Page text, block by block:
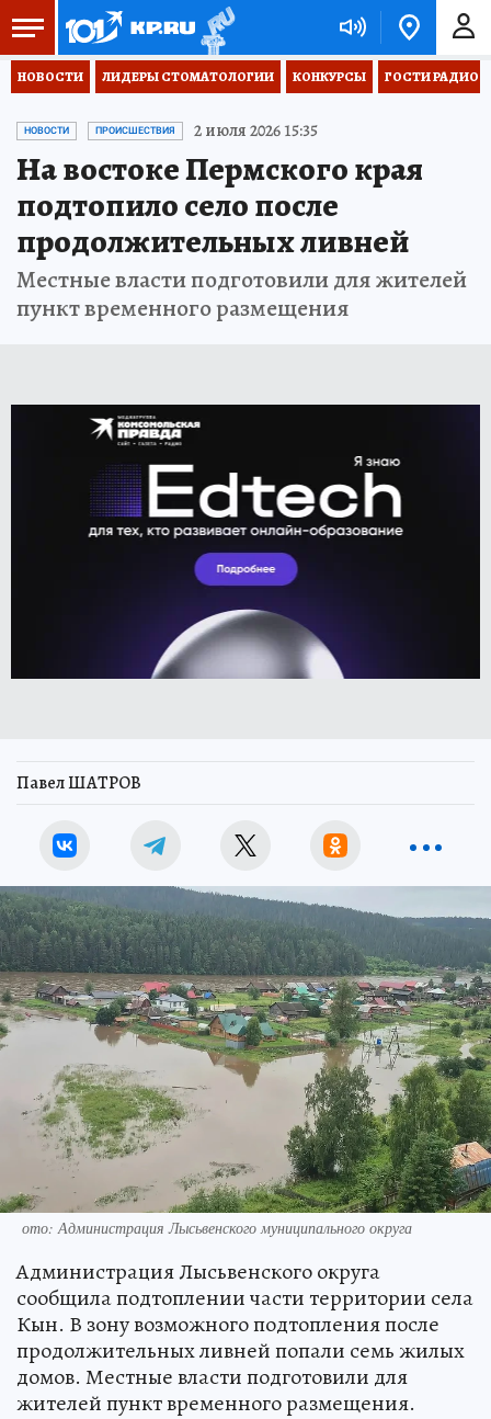
НОВОСТИ ЛИДЕРЫ СТОМАТОЛОГИИ КОНКУРСЫ ГОСТИ РАДИО
НОВОСТИ ПРОИСШЕСТВИЯ 2 июля 2026 15:35
На востоке Пермского края
подтопило село после
продолжительных ливней
Местные власти подготовили для жителей
пункт временного размещения
Павел ШАТРОВ
ото: Администрация Лысьвенского муниципального округа
Администрация Лысьвенского округа
сообщила подтоплении части территории села
Кын. В зону возможного подтопления после
продолжительных ливней попали семь жилых
домов. Местные власти подготовили для
жителей пункт временного размещения.